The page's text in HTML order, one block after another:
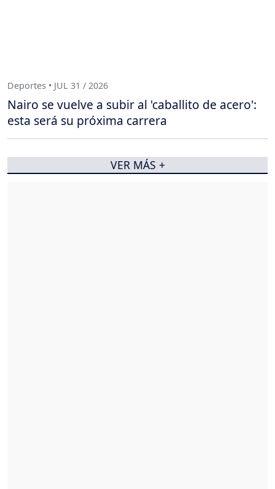
Deportes • JUL 31 / 2026
Nairo se vuelve a subir al 'caballito de acero':
esta será su próxima carrera
VER MÁS +